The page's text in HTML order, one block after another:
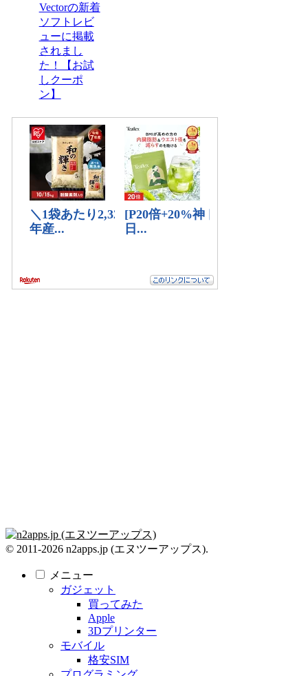
Vectorの新着
ソフトレビ
ューに掲載
されまし
た！【お試
しクーポ
ン】
© 2011-2026 n2apps.jp (エヌツーアップス).
メニュー
ガジェット
買ってみた
Apple
3Dプリンター
モバイル
格安SIM